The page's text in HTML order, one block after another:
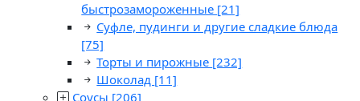
быстрозамороженные [21]
Суфле, пудинги и другие сладкие блюда
[75]
Торты и пирожные [232]
Шоколад [11]
Соусы [206]